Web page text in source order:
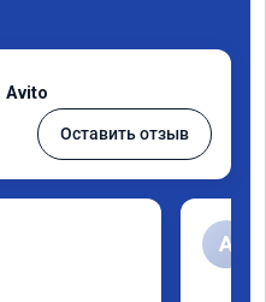
Avito
Оставить отзыв
А